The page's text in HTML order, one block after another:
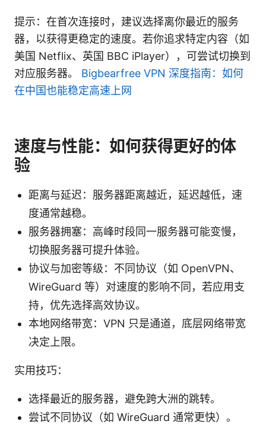
提示：在首次连接时，建议选择离你最近的服务
器，以获得更稳定的速度。若你追求特定内容（如
美国 Netflix、英国 BBC iPlayer），可尝试切换到
对应服务器。 Bigbearfree VPN 深度指南：如何
在中国也能稳定高速上网
速度与性能：如何获得更好的体
验
距离与延迟：服务器距离越近，延迟越低，速
度通常越稳。
服务器拥塞：高峰时段同一服务器可能变慢，
切换服务器可提升体验。
协议与加密等级：不同协议（如 OpenVPN、
WireGuard 等）对速度的影响不同，若应用支
持，优先选择高效协议。
本地网络带宽：VPN 只是通道，底层网络带宽
决定上限。
实用技巧：
选择最近的服务器，避免跨大洲的跳转。
尝试不同协议（如 WireGuard 通常更快）。